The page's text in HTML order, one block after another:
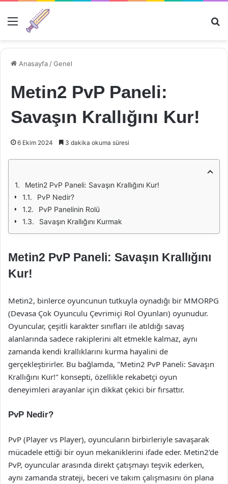
Menü
Anasayfa /Genel
Metin2 PvP Paneli:
Savaşın Krallığını Kur!
6 Ekim 2024 3 dakika okuma süresi
Metin2 PvP Paneli: Savaşın Krallığını Kur!
PvP Nedir?
PvP Panelinin Rolü
Savaşın Krallığını Kurmak
Metin2 PvP Paneli: Savaşın Krallığını
Kur!
Metin2, binlerce oyuncunun tutkuyla oynadığı bir MMORPG
(Devasa Çok Oyunculu Çevrimiçi Rol Oyunları) oyunudur.
Oyuncular, çeşitli karakter sınıfları ile atıldığı savaş
alanlarında sadece rakiplerini alt etmekle kalmaz, aynı
zamanda kendi krallıklarını kurma hayalini de
gerçekleştirirler. Bu bağlamda, "Metin2 PvP Paneli: Savaşın
Krallığını Kur!" konsepti, özellikle rekabetçi oyun
deneyimleri arayanlar için dikkat çekici bir fırsattır.
PvP Nedir?
PvP (Player vs Player), oyuncuların birbirleriyle savaşarak
mücadele ettiği bir oyun mekaniklerini ifade eder. Metin2’de
PvP, oyuncular arasında direkt çatışmayı teşvik ederken,
aynı zamanda strateji, beceri ve takım çalışmasını ön plana